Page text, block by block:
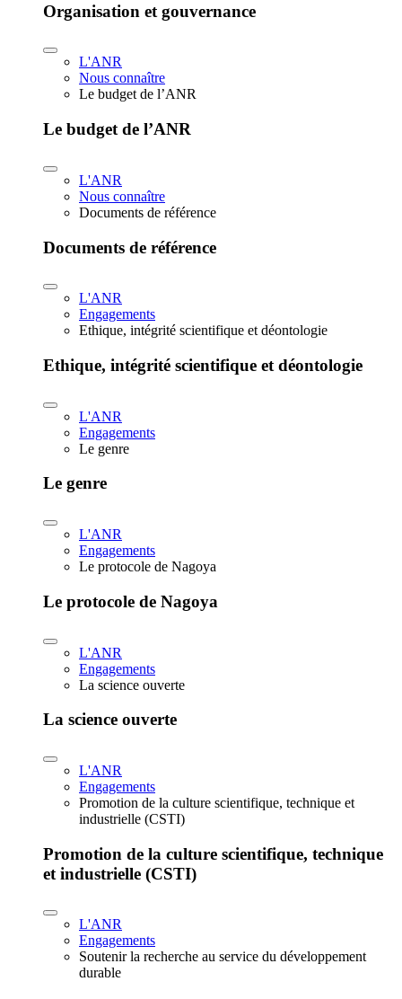
Organisation et gouvernance
L'ANR
Nous connaître
Le budget de l’ANR
Le budget de l’ANR
L'ANR
Nous connaître
Documents de référence
Documents de référence
L'ANR
Engagements
Ethique, intégrité scientifique et déontologie
Ethique, intégrité scientifique et déontologie
L'ANR
Engagements
Le genre
Le genre
L'ANR
Engagements
Le protocole de Nagoya
Le protocole de Nagoya
L'ANR
Engagements
La science ouverte
La science ouverte
L'ANR
Engagements
Promotion de la culture scientifique, technique et
industrielle (CSTI)
Promotion de la culture scientifique, technique
et industrielle (CSTI)
L'ANR
Engagements
Soutenir la recherche au service du développement
durable